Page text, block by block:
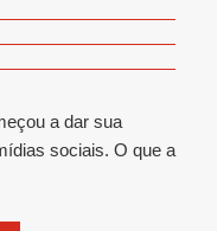
a dar sua
sociais. O que a